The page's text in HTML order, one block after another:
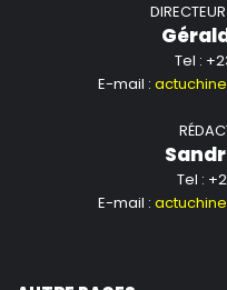
Tel :
E-mail :
Tel :
E-mail :